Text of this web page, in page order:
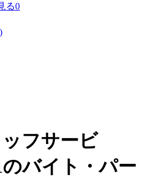
る0
フサービ
のバイト・パー